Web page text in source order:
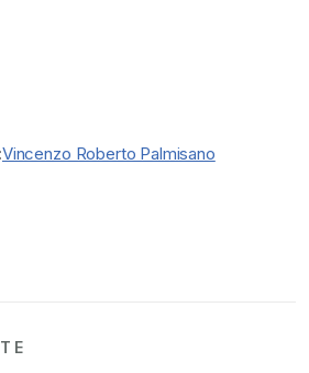
Vincenzo Roberto Palmisano